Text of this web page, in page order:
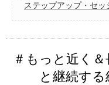
ステップアップ・セッ
＃もっと近く
と継続す